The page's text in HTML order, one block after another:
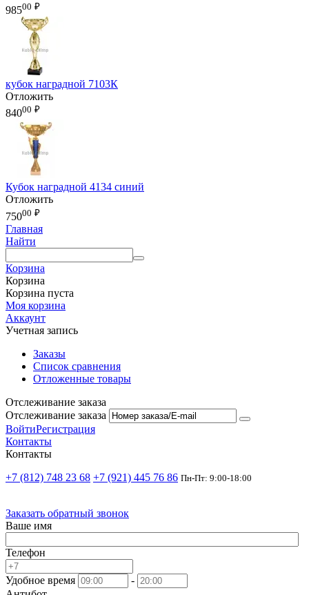
98500 ₽
кубок наградной 7103К
Отложить
84000 ₽
Кубок наградной 4134 синий
Отложить
75000 ₽
Главная
Найти
Корзина
Корзина
Корзина пуста
Моя корзина
Аккаунт
Учетная запись
Заказы
Список сравнения
Отложенные товары
Отслеживание заказа
Отслеживание заказа
ВойтиРегистрация
Контакты
Контакты
+7 (812) 748 23 68 +7 (921) 445 76 86 Пн-Пт: 9:00-18:00
Заказать обратный звонок
Ваше имя
Телефон
Удобное время
-